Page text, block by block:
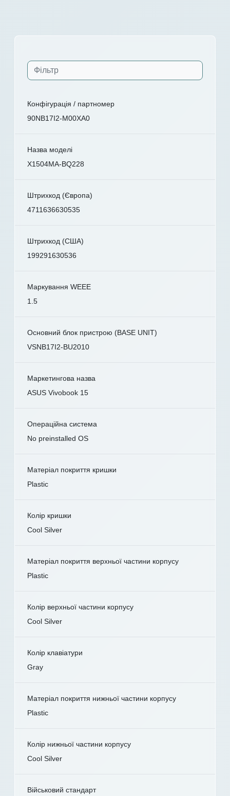
Конфігурація / партномер
90NB17I2-M00XA0
Назва моделі
X1504MA-BQ228
Штрихкод (Європа)
4711636630535
Штрихкод (США)
199291630536
Маркування WEEE
1.5
Основний блок пристрою (BASE UNIT)
VSNB17I2-BU2010
Маркетингова назва
ASUS Vivobook 15
Операційна система
No preinstalled OS
Матеріал покриття кришки
Plastic
Колір кришки
Cool Silver
Матеріал покриття верхньої частини корпусу
Plastic
Колір верхньої частини корпусу
Cool Silver
Колір клавіатури
Gray
Матеріал покриття нижньої частини корпусу
Plastic
Колір нижньої частини корпусу
Cool Silver
Військовий стандарт